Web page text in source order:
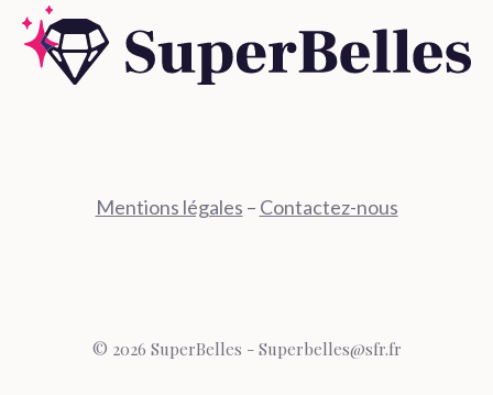
Mentions légales – Contactez-nous
© 2026 SuperBelles - Superbelles@sfr.fr